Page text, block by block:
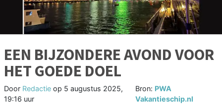
EEN BIJZONDERE AVOND VOOR
HET GOEDE DOEL
Door Redactie op 5 augustus 2025,
19:16 uur
Bron: PWA
Vakantieschip.nl